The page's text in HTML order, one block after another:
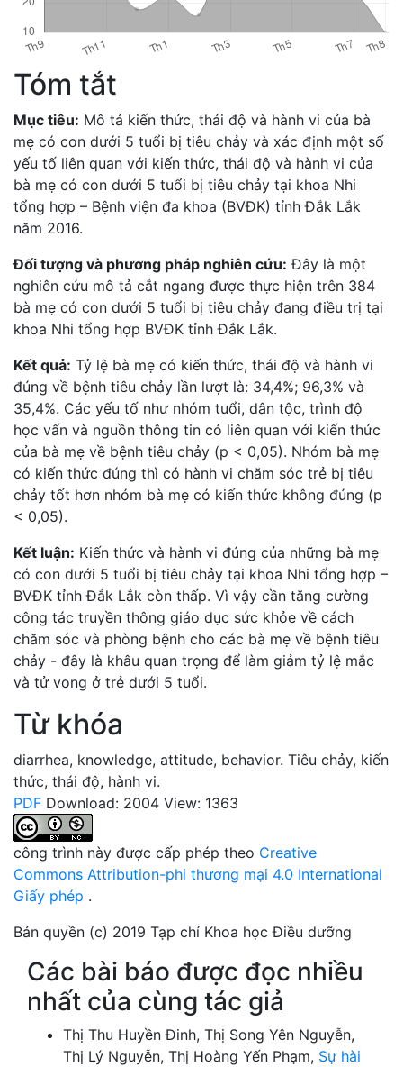
Tóm tắt
Mục tiêu: Mô tả kiến thức, thái độ và hành vi của bà
mẹ có con dưới 5 tuổi bị tiêu chảy và xác định một số
yếu tố liên quan với kiến thức, thái độ và hành vi của
bà mẹ có con dưới 5 tuổi bị tiêu chảy tại khoa Nhi
tổng hợp – Bệnh viện đa khoa (BVĐK) tỉnh Đắk Lắk
năm 2016.
Đối tượng và phương pháp nghiên cứu: Đây là một
nghiên cứu mô tả cắt ngang được thực hiện trên 384
bà mẹ có con dưới 5 tuổi bị tiêu chảy đang điều trị tại
khoa Nhi tổng hợp BVĐK tỉnh Đắk Lắk.
Kết quả: Tỷ lệ bà mẹ có kiến thức, thái độ và hành vi
đúng về bệnh tiêu chảy lần lượt là: 34,4%; 96,3% và
35,4%. Các yếu tố như nhóm tuổi, dân tộc, trình độ
học vấn và nguồn thông tin có liên quan với kiến thức
của bà mẹ về bệnh tiêu chảy (p < 0,05). Nhóm bà mẹ
có kiến thức đúng thì có hành vi chăm sóc trẻ bị tiêu
chảy tốt hơn nhóm bà mẹ có kiến thức không đúng (p
< 0,05).
Kết luận: Kiến thức và hành vi đúng của những bà mẹ
có con dưới 5 tuổi bị tiêu chảy tại khoa Nhi tổng hợp –
BVĐK tỉnh Đắk Lắk còn thấp. Vì vậy cần tăng cường
công tác truyền thông giáo dục sức khỏe về cách
chăm sóc và phòng bệnh cho các bà mẹ về bệnh tiêu
chảy - đây là khâu quan trọng để làm giảm tỷ lệ mắc
và tử vong ở trẻ dưới 5 tuổi.
Từ khóa
diarrhea, knowledge, attitude, behavior. Tiêu chảy, kiến
thức, thái độ, hành vi.
PDF Download: 2004 View: 1363
công trình này được cấp phép theo Creative
Commons Attribution-phi thương mại 4.0 International
Giấy phép .
Bản quyền (c) 2019 Tạp chí Khoa học Điều dưỡng
Các bài báo được đọc nhiều
nhất của cùng tác giả
Thị Thu Huyền Đinh, Thị Song Yên Nguyễn,
Thị Lý Nguyễn, Thị Hoàng Yến Phạm, Sự hài